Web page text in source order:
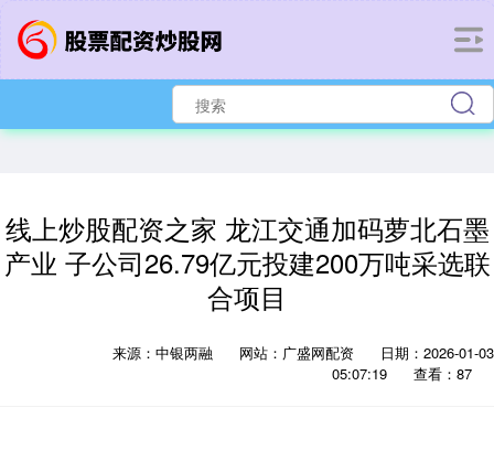
线上炒股配资之家 龙江交通加码萝北石墨
产业 子公司26.79亿元投建200万吨采选联
合项目
来源：中银两融 网站：广盛网配资
日期：2026-01-03
05:07:19
查看：87